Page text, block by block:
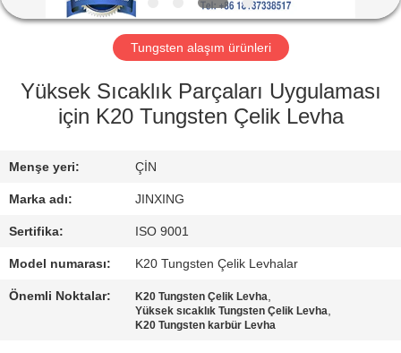
FABRIKA
HABERLER
VAKALAR
BIR
Tungsten alaşım ürünleri
Yüksek Sıcaklık Parçaları Uygulaması
için K20 Tungsten Çelik Levha
Menşe yeri: ÇİN
Marka adı: JINXING
Sertifika: ISO 9001
Model numarası: K20 Tungsten Çelik Levhalar
Önemli Noktalar: K20 Tungsten Çelik Levha,
Yüksek sıcaklık Tungsten Çelik Levha,
K20 Tungsten karbür Levha